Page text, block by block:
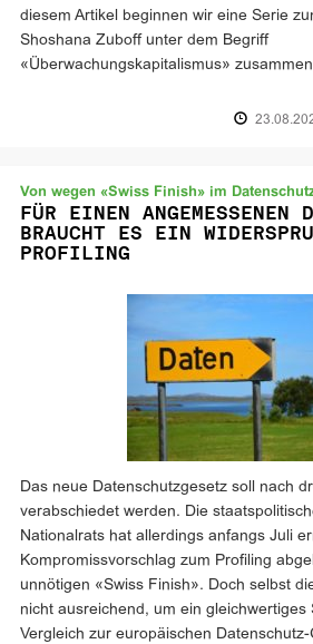
diesem Artikel beginnen wir eine Serie
Shoshana Zuboff unter dem Begriff
«Überwachungskapitalismus»
Von wegen «Swiss Finish» im
FÜR EINEN ANGEMESSENEN
BRAUCHT ES EIN
PROFILING
Das neue Datenschutzgesetz soll nach
verabschiedet werden. Die
Nationalrats hat allerdings anfangs Juli
Kompromissvorschlag zum Profiling
unnötigen «Swiss Finish». Doch selbst
nicht ausreichend, um ein gleichwertiges
Vergleich zur europäischen